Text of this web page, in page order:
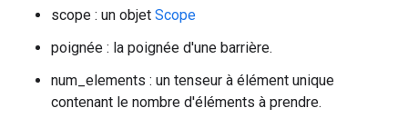
scope : un objet Scope
poignée : la poignée d'une barrière.
num_elements : un tenseur à élément unique
contenant le nombre d'éléments à prendre.